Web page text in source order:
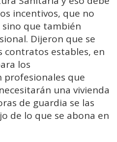
incentivos, que no
sino que también
Dijeron que se
contratos estables, en
los
profesionales que
una vivienda
de guardia se las
de lo que se abona en